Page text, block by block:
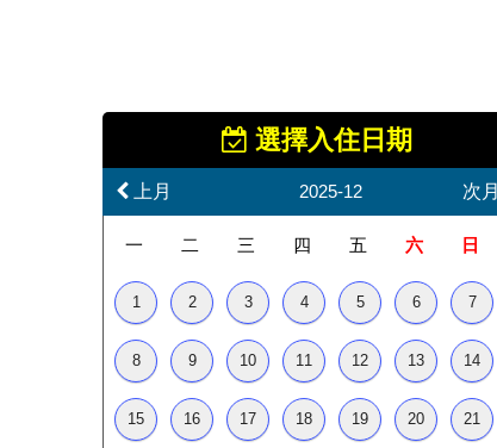
選擇入住日期
上月 2025-12 次月
一 二 三 四 五 六 日